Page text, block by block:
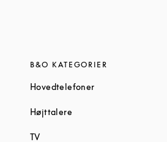
B&O KATEGORIER
HovedtelefonerLink Opens in
Højttalere
TVLink Opens in New Tab